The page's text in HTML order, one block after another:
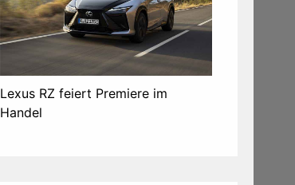
Lexus RZ feiert Premiere im
Handel